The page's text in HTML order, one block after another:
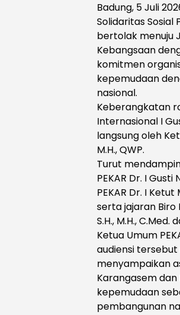
Badung, 5 Juli
Solidaritas Sosial
bertolak menuju
Kebangsaan
komitmen
kepemudaan
nasional.
Keberangkatan
Internasional I
langsung oleh
M.H., QWP.
Turut
PEKAR Dr. I Gusti
PEKAR Dr. I Ketut
serta jajaran Biro
S.H., M.H., C.Med.
Ketua Umum
audiensi
menyampaikan
Karangasem dan
kepemudaan
pembangunan